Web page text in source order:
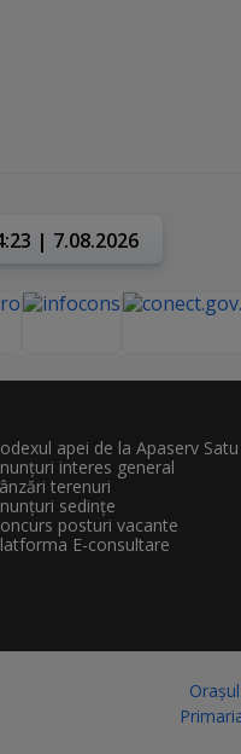
| 7.08.2026
apei de la Apaserv
interes general
terenuri
sedințe
posturi vacante
E-consultare